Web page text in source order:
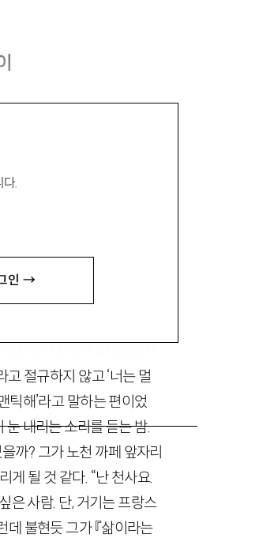
.
인 →
(「SADANG가는 길」, 『단편
고 절규하지 않고 ‘너는 멀
틱해’라고 말하는 편이었
눈 내리는 소리를 듣는 밤.
까? 그가 노천 까페 앞자리
게 될 것 같다. “난 천사요.
은 사람. 단, 거기는 프랑스
불현듯 그가 『삶이라는